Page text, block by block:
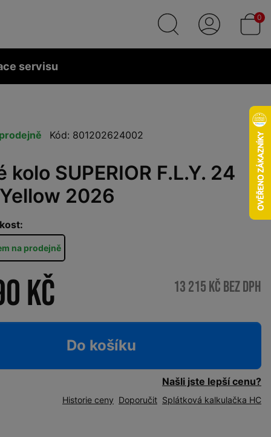
0
servisu
Kód: 801202624002
kolo SUPERIOR F.L.Y. 24
2026
na prodejně
Kč 13 215 Kč bez DPH
Do košíku
Našli jste lepší cenu?
Historie ceny Doporučit Splátková kalkulačka HC